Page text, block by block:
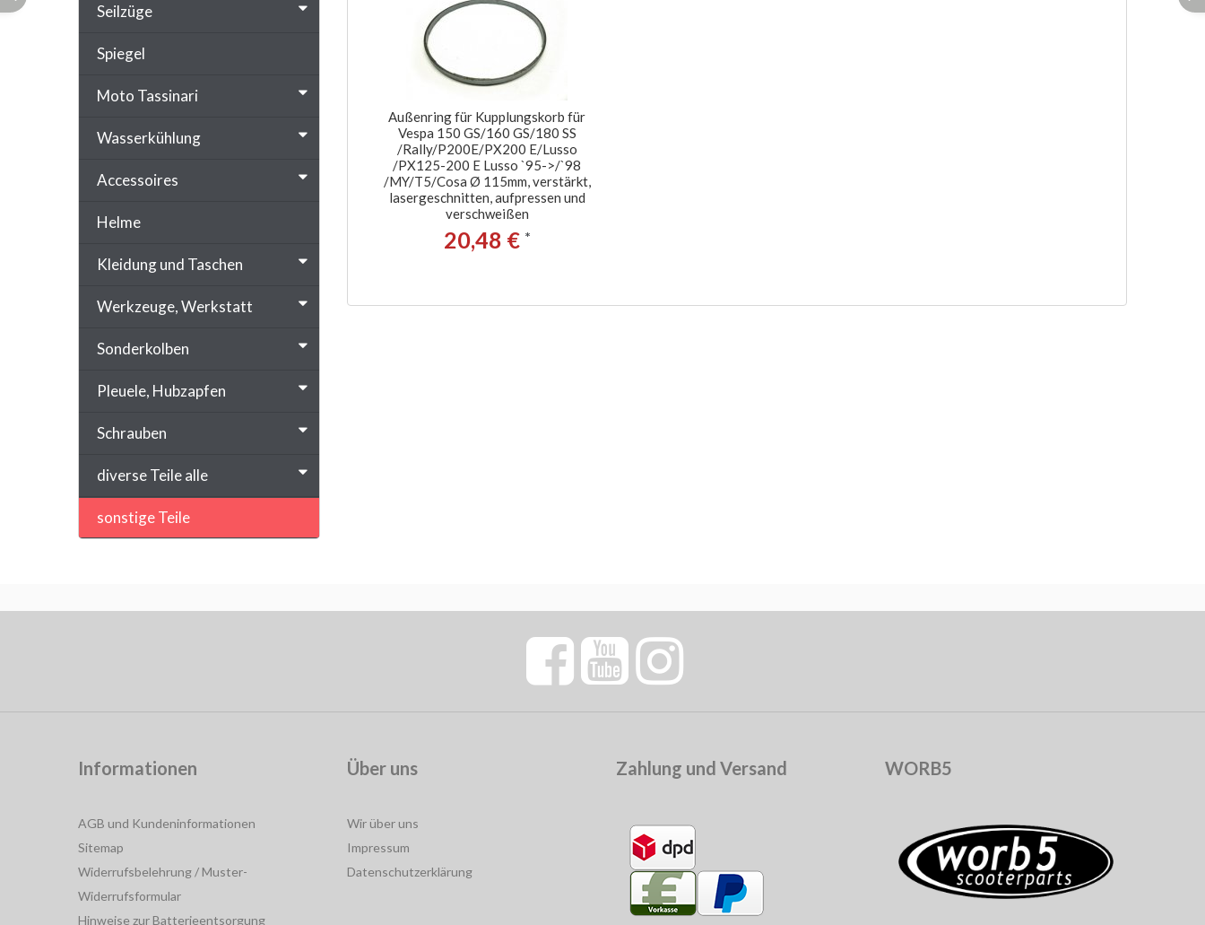
Außenring für Kupplungskorb für
Vespa 150 GS/160 GS/180 SS
/Rally/P200E/PX200 E/Lusso
/PX125-200 E Lusso `95->/`98
/MY/T5/Cosa Ø 115mm, verstärkt,
lasergeschnitten, aufpressen und
verschweißen
20,48 € *
Seilzüge
Spiegel
Moto Tassinari
Wasserkühlung
Accessoires
Helme
Kleidung und Taschen
Werkzeuge, Werkstatt
Sonderkolben
Pleuele, Hubzapfen
Schrauben
diverse Teile alle
sonstige Teile
Informationen
AGB und Kundeninformationen
Sitemap
Widerrufsbelehrung / Muster-
Widerrufsformular
Hinweise zur Batterieentsorgung
Über uns
Wir über uns
Impressum
Datenschutzerklärung
Zahlung und Versand WORB5